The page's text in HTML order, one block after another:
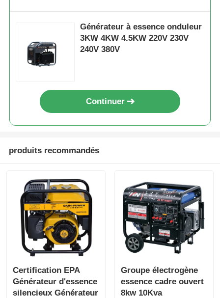
Générateur à essence onduleur
3KW 4KW 4.5KW 220V 230V
240V 380V
Continuer
produits recommandés
Certification EPA
Générateur d'essence
silencieux Générateur
Groupe électrogène
essence cadre ouvert
8kw 10Kva